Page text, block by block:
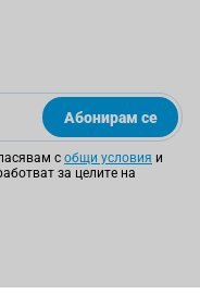
Абонирам се
с общи условия и
за целите на